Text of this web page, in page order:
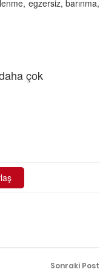
egzersiz, barınma,
çok
Sonraki Post